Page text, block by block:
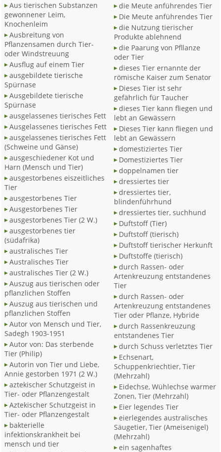
Aus tierischen Substanzen
gewonnener Leim,
Knochenleim
Ausbreitung von
Pflanzensamen durch Tier-
oder Windstreuung
Ausflug auf einem Tier
ausgebildete tierische
Spürnase
Ausgebildete tierische
Spürnase
ausgelassenes tierisches Fett
Ausgelassenes tierisches Fett
ausgelassenes tierisches Fett
(Schweine und Gänse)
ausgeschiedener Kot und
Harn (Mensch und Tier)
ausgestorbenes eiszeitliches
Tier
ausgestorbenes Tier
Ausgestorbenes Tier
ausgestorbenes Tier (2 W.)
ausgestorbenes tier
(südafrika)
australisches Tier
Australisches Tier
australisches Tier (2 W.)
Auszug aus tierischen oder
pflanzlichen Stoffen
Auszug aus tierischen und
pflanzlichen Stoffen
Autor von Mensch und Tier,
Sadegh 1903-1951
Autor von: Das sterbende
Tier (Philip)
Autorin von Tier und Liebe,
Annie gestorben 1971 (2 W.)
aztekischer Schutzgeist in
Tier- oder Pflanzengestalt
Aztekischer Schutzgeist in
Tier- oder Pflanzengestalt
bakterielle
infektionskrankheit bei
mensch und tier
die Meute anführendes Tier
Die Meute anführendes Tier
die Nutzung tierischer
Produkte ablehnend
die Paarung von Pfllanze
oder Tier
dieses Tier ernannte der
römische Kaiser zum Senator
Dieses Tier ist sehr
gefährlich für Taucher
dieses Tier kann fliegen und
lebt an Gewässern
Dieses Tier kann fliegen und
lebt an Gewässern
domestiziertes Tier
Domestiziertes Tier
doppelnamen tier
dressiertes tier
dressiertes tier,
blindenführhund
dressiertes tier, suchhund
Duftstoff (Tier)
Duftstoff (tierisch)
Duftstoff tierischer Herkunft
Duftstoffe (tierisch)
durch Rassen- oder
Artenkreuzung entstandenes
Tier
durch Rassen- oder
Artenkreuzung entstandenes
Tier oder Pflanze, Hybride
durch Rassenkreuzung
entstandenes Tier
durch Schuss verletztes Tier
Echsenart,
Schuppenkriechtier, Tier
(Mehrzahl)
Eidechse, Wühlechse warmer
Zonen, Tier (Mehrzahl)
Eier legendes Tier
eierlegendes australisches
Säugetier, Tier (Ameisenigel)
(Mehrzahl)
ein sagenhaftes